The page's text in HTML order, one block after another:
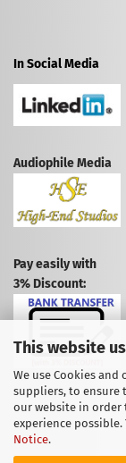
This website
We use Cookies
suppliers, to ensure
our website in order
experience
Notice.
In Social Media
Audiophile Media
Pay easily with
3% Discount: